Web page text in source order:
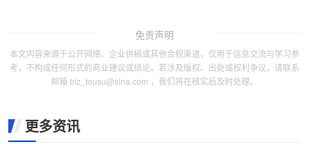
免责声明
本文内容来源于公开网络、企业供稿或其他合规渠道，仅用于信息交流与学习参
考，不构成任何形式的商业建议或结论。若涉及版权、出处或权利争议，请联系
邮箱 biz_tousu@sina.com ，我们将在核实后及时处理。
更多资讯